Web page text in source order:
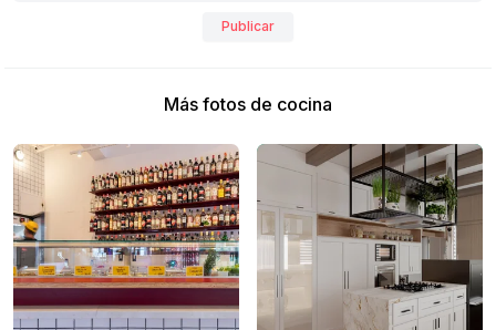
Publicar
Más fotos de cocina